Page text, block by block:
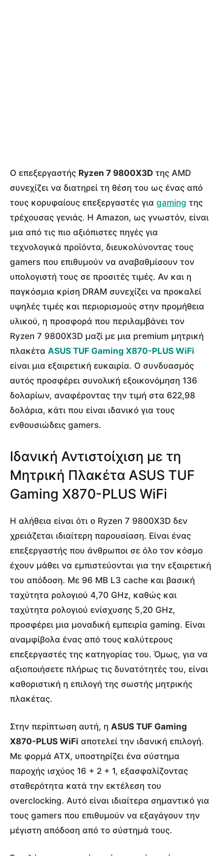
Ο επεξεργαστής Ryzen 7 9800X3D της AMD
συνεχίζει να διατηρεί τη θέση του ως ένας από
τους κορυφαίους επεξεργαστές για gaming της
τρέχουσας γενιάς. Η Amazon, ως γνωστόν, είναι
μια από τις πιο αξιόπιστες πηγές για
τεχνολογικά προϊόντα, διευκολύνοντας τους
gamers που επιθυμούν να αναβαθμίσουν τον
υπολογιστή τους σε προσιτές τιμές. Αν και η
παγκόσμια κρίση DRAM συνεχίζει να προκαλεί
υψηλές τιμές και περιορισμούς στην προμήθεια
υλικού, η προσφορά που περιλαμβάνει τον
Ryzen 7 9800X3D μαζί με μια premium μητρική
πλακέτα ASUS TUF Gaming X870-PLUS WiFi
είναι μια εξαιρετική ευκαιρία. Ο συνδυασμός
αυτός προσφέρει συνολική εξοικονόμηση 136
δολαρίων, αναφέροντας την τιμή στα 622,98
δολάρια, κάτι που είναι ιδανικό για τους
ενθουσιώδεις gamers.
Ιδανική Αντιστοίχιση με τη
Μητρική Πλακέτα ASUS TUF
Gaming X870-PLUS WiFi
Η αλήθεια είναι ότι ο Ryzen 7 9800X3D δεν
χρειάζεται ιδιαίτερη παρουσίαση. Είναι ένας
επεξεργαστής που άνθρωποι σε όλο τον κόσμο
έχουν μάθει να εμπιστεύονται για την εξαιρετική
του απόδοση. Με 96 MB L3 cache και βασική
ταχύτητα ρολογιού 4,70 GHz, καθώς και
ταχύτητα ρολογιού ενίσχυσης 5,20 GHz,
προσφέρει μια μοναδική εμπειρία gaming. Είναι
αναμφίβολα ένας από τους καλύτερους
επεξεργαστές της κατηγορίας του. Όμως, για να
αξιοποιήσετε πλήρως τις δυνατότητές του, είναι
καθοριστική η επιλογή της σωστής μητρικής
πλακέτας.
Στην περίπτωση αυτή, η ASUS TUF Gaming
X870-PLUS WiFi αποτελεί την ιδανική επιλογή.
Με φορμά ATX, υποστηρίζει ένα σύστημα
παροχής ισχύος 16 + 2 + 1, εξασφαλίζοντας
σταθερότητα κατά την εκτέλεση του
overclocking. Αυτό είναι ιδιαίτερα σημαντικό για
τους gamers που επιθυμούν να εξαγάγουν την
μέγιστη απόδοση από το σύστημά τους.